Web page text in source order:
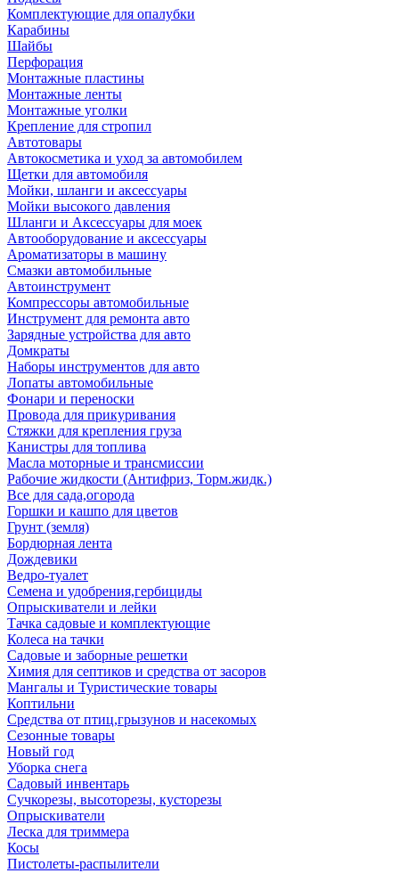
Комплектующие для опалубки
Карабины
Шайбы
Перфорация
Монтажные пластины
Монтажные ленты
Монтажные уголки
Крепление для стропил
Автотовары
Автокосметика и уход за автомобилем
Щетки для автомобиля
Мойки, шланги и аксессуары
Мойки высокого давления
Шланги и Аксессуары для моек
Автооборудование и аксессуары
Ароматизаторы в машину
Смазки автомобильные
Автоинструмент
Компрессоры автомобильные
Инструмент для ремонта авто
Зарядные устройства для авто
Домкраты
Наборы инструментов для авто
Лопаты автомобильные
Фонари и переноски
Провода для прикуривания
Стяжки для крепления груза
Канистры для топлива
Масла моторные и трансмиссии
Рабочие жидкости (Антифриз, Торм.жидк.)
Все для сада,огорода
Горшки и кашпо для цветов
Грунт (земля)
Бордюрная лента
Дождевики
Ведро-туалет
Семена и удобрения,гербициды
Опрыскиватели и лейки
Тачка садовые и комплектующие
Колеса на тачки
Садовые и заборные решетки
Химия для септиков и средства от засоров
Мангалы и Туристические товары
Коптильни
Средства от птиц,грызунов и насекомых
Сезонные товары
Новый год
Уборка снега
Садовый инвентарь
Сучкорезы, высоторезы, кусторезы
Опрыскиватели
Леска для триммера
Косы
Пистолеты-распылители